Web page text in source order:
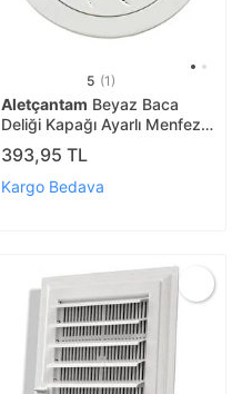
5 (1)
Aletçantam Beyaz Baca
Deliği Kapağı Ayarlı Menfez
Kapak - 5 Adet
393,95 TL
Kargo Bedava